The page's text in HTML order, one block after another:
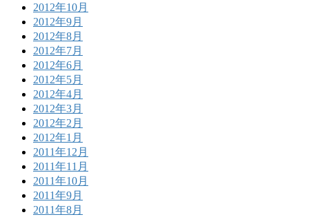
2012年10月
2012年9月
2012年8月
2012年7月
2012年6月
2012年5月
2012年4月
2012年3月
2012年2月
2012年1月
2011年12月
2011年11月
2011年10月
2011年9月
2011年8月